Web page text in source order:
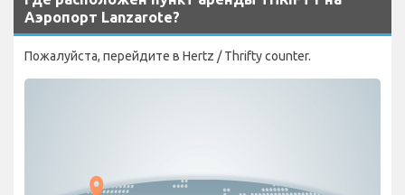
Аэропорт Lanzarote?
Пожалуйста, перейдите в Hertz / Thrifty counter.